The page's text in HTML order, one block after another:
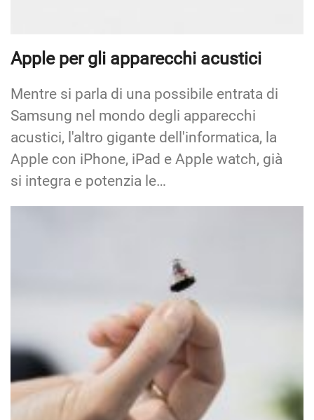
Apple per gli apparecchi acustici
Mentre si parla di una possibile entrata di
Samsung nel mondo degli apparecchi
acustici, l'altro gigante dell'informatica, la
Apple con iPhone, iPad e Apple watch, già
si integra e potenzia le…